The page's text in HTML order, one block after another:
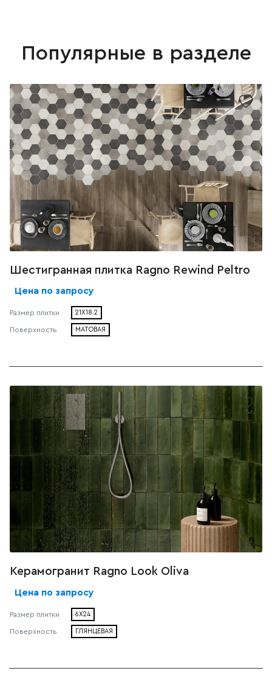
Популярные в разделе
Шестигранная плитка Ragno Rewind Peltro
Цена по запросу
Размер плитки 21X18.2
Поверхность МАТОВАЯ
Керамогранит Ragno Look Oliva
Цена по запросу
Размер плитки 6X24
Поверхность ГЛЯНЦЕВАЯ